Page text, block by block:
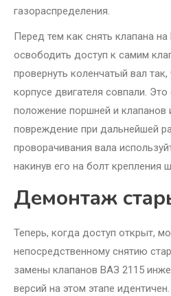
газораспределения.
Перед тем как снять клапана
освободить доступ к самим
провернуть коленчатый вал
корпусе двигателя совпали.
положение поршней и клапанов
повреждение при дальнейшей
проворачивания вала
накинув его на болт крепления
Демонтаж
Теперь, когда доступ открыт,
непосредственному снятию
замены клапанов ВАЗ 2115
версий на этом этапе